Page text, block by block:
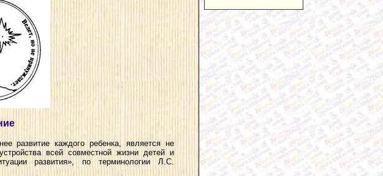
развитие каждого ребенка, является не
всей совместной жизни детей и
развития», по терминологии Л.С.